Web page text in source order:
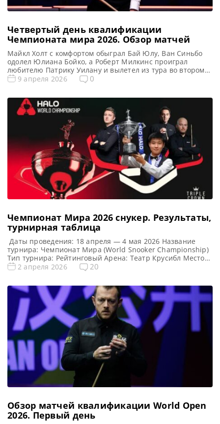
Четвертый день квалификации
Чемпионата мира 2026. Обзор матчей
Майкл Холт с комфортом обыграл Бай Юлу, Ван Синьбо
одолел Юлиана Бойко, а Роберт Милкинс проиграл
любителю Патрику Уилану и вылетел из тура во втором
раунде квалификации на Чемпионате мира 2026 по
места в туре. Бывший участник четвертьфинала в
Крусибле обыграл молдованина […]
9 апреля 2026 0
Чемпионат Мира 2026 cнукер. Результаты,
турнирная таблица
Даты проведения: 18 апреля — 4 мая 2026 Название
турнира: Чемпионат Мира (World Snooker Championship)
Тип турнира: Рейтинговый Арена: Театр Крусибл Место
проведения (населенный пункт, город, страна):
Турнирная таблица Чемпионата Мира 2026: Чемпионат
Мира 2026 cнукер — турнирная сетка рейтингового
турнира 1/16 […]
2 апреля 2026 20
Обзор матчей квалификации World Open
2026. Первый день